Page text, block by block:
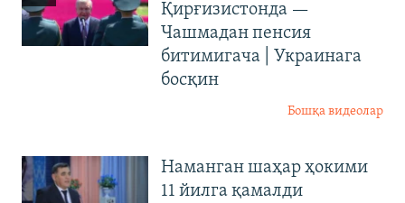
Қирғизистонда —
Чашмадан пенсия
битимигача | Украинага
босқин
Бошқа видеолар
Наманган шаҳар ҳокими
11 йилга қамалди